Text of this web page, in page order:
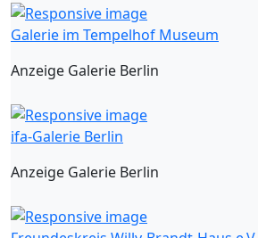
Galerie im Tempelhof Museum
Anzeige Galerie Berlin
ifa-Galerie Berlin
Anzeige Galerie Berlin